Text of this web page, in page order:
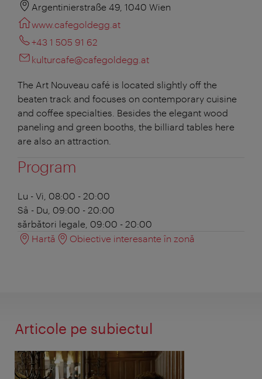
Argentinierstraße 49, 1040 Wien
www.cafegoldegg.at
+43 1 505 91 62
kulturcafe@cafegoldegg.at
The Art Nouveau café is located slightly off the
beaten track and focuses on contemporary cuisine
and coffee specialties. Besides the elegant wood
paneling and green booths, the billiard tables here
are also an attraction.
Program
Lu - Vi, 08:00 - 20:00
Sâ - Du, 09:00 - 20:00
sărbători legale, 09:00 - 20:00
Hartă
Obiective interesante în zonă
Articole pe subiectul